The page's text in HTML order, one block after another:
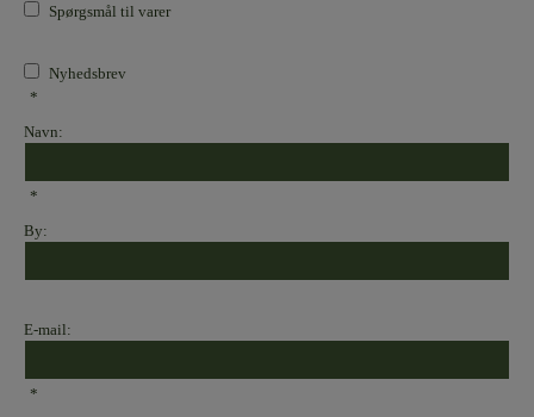
Spørgsmål til varer
Nyhedsbrev
*
Navn:
*
By:
E-mail:
*